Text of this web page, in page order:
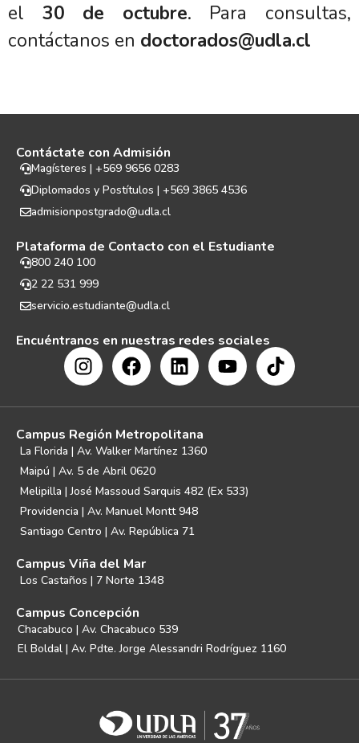
el 30 de octubre. Para consultas,
contáctanos en doctorados@udla.cl
Contáctate con Admisión
Magísteres | +569 9656 0283
Diplomados y Postítulos | +569 3865 4536
admisionpostgrado@udla.cl
Plataforma de Contacto con el Estudiante
800 240 100
2 22 531 999
servicio.estudiante@udla.cl
Encuéntranos en nuestras redes sociales
Campus Región Metropolitana
La Florida | Av. Walker Martínez 1360
Maipú | Av. 5 de Abril 0620
Melipilla | José Massoud Sarquis 482 (Ex 533)
Providencia | Av. Manuel Montt 948
Santiago Centro | Av. República 71
Campus Viña del Mar
Los Castaños | 7 Norte 1348
Campus Concepción
Chacabuco | Av. Chacabuco 539
El Boldal | Av. Pdte. Jorge Alessandri Rodríguez 1160